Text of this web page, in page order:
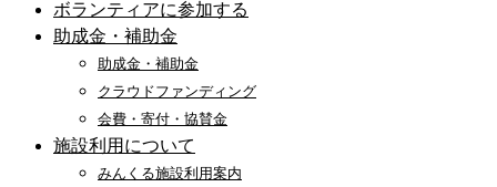
ボランティアに参加する
助成金・補助金
助成金・補助金
クラウドファンディング
会費・寄付・協賛金
施設利用について
みんくる施設利用案内